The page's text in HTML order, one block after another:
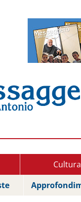
Cultura